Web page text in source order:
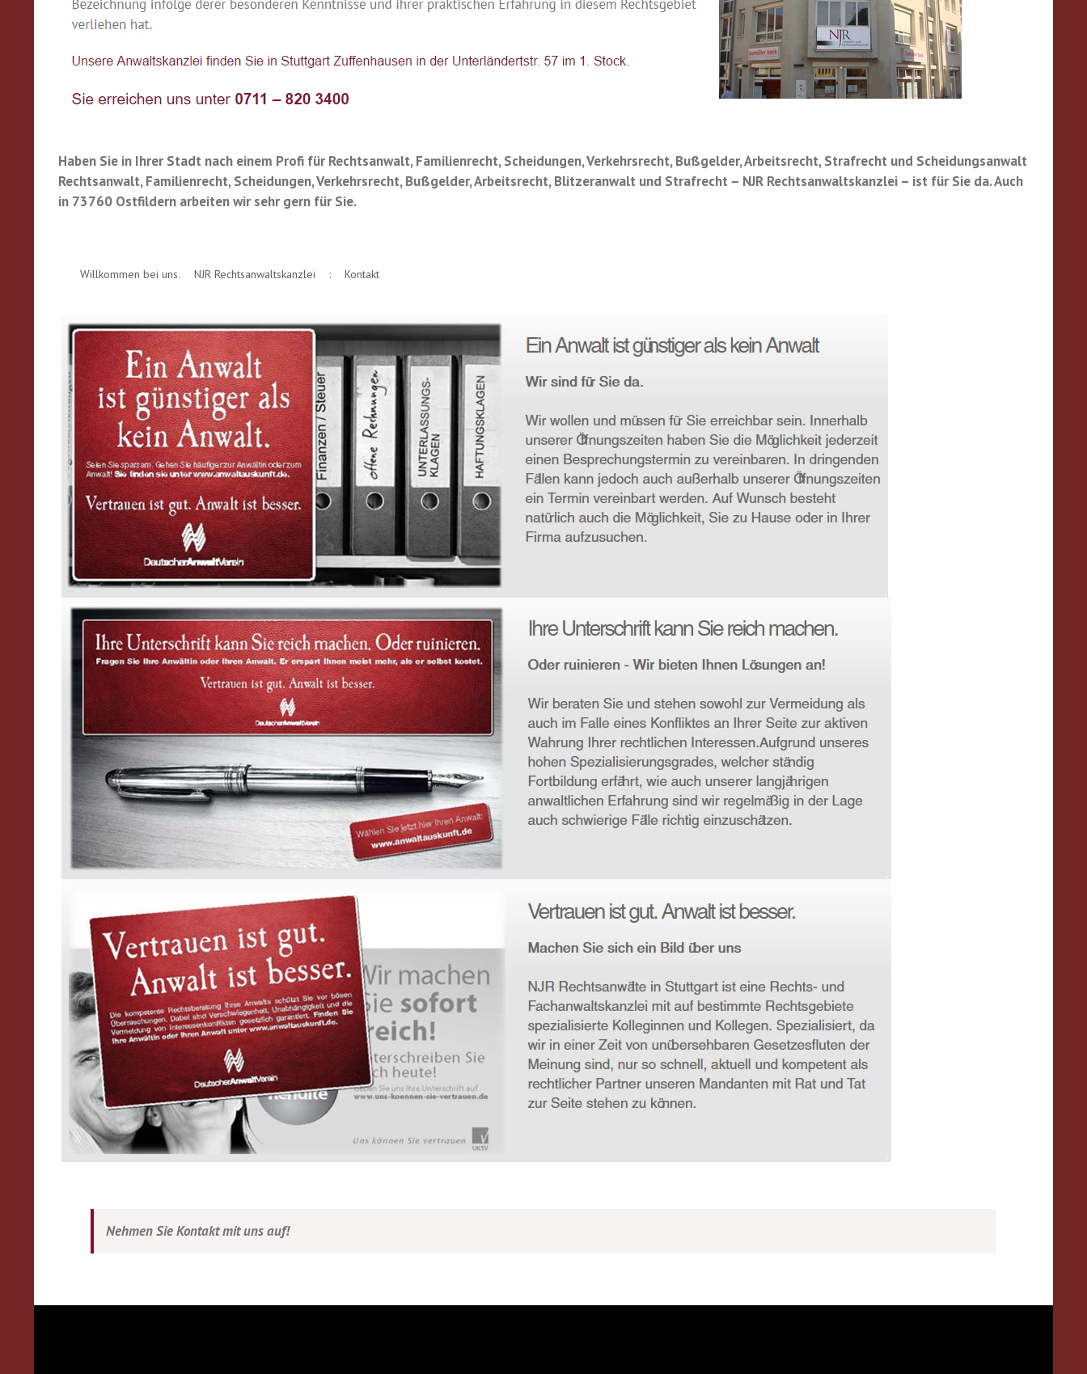
Haben Sie in Ihrer Stadt nach einem Profi für Rechtsanwalt, Familienrecht, Scheidungen, Verkehrsrecht, Bußgelder, Arbeitsrecht, Strafrecht und Scheidungsanwalt
Rechtsanwalt, Familienrecht, Scheidungen, Verkehrsrecht, Bußgelder, Arbeitsrecht, Blitzeranwalt und Strafrecht – NJR Rechtsanwaltskanzlei – ist für Sie da. Auch
in 73760 Ostfildern arbeiten wir sehr gern für Sie.
Willkommen bei uns. NJR Rechtsanwaltskanzlei : Kontakt
Nehmen Sie Kontakt mit uns auf!